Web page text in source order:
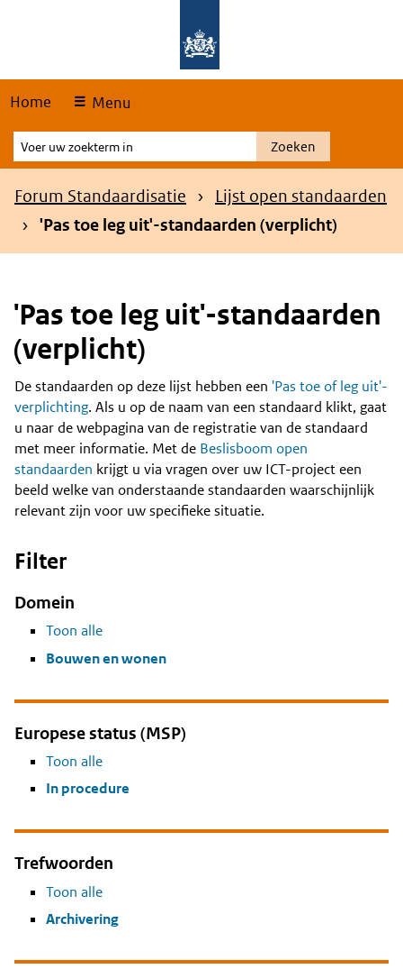
Home Menu
Voer
uw
zoekterm
Zoeken
Kruimelpad
Forum Standaardisatie
Lijst open standaarden
'Pas toe leg uit'-standaarden (verplicht)
'Pas toe leg uit'-standaarden
(verplicht)
Content
De standaarden op deze lijst hebben een 'Pas toe of leg uit'-
verplichting. Als u op de naam van een standaard klikt, gaat
u naar de webpagina van de registratie van de standaard
met meer informatie. Met de Beslisboom open
standaarden krijgt u via vragen over uw ICT-project een
beeld welke van onderstaande standaarden waarschijnlijk
relevant zijn voor uw specifieke situatie.
Filter
Domein
Toon alle
Bouwen en wonen
Europese status (MSP)
Toon alle
In procedure
Trefwoorden
Toon alle
Archivering